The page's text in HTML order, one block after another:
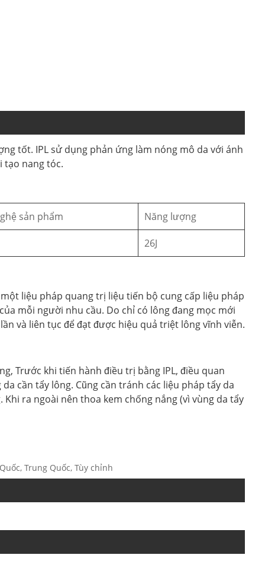
tốt. IPL sử dụng phản ứng làm nóng mô da với ánh
tạo nang tóc.
sản phẩm Năng lượng
26J
liệu pháp quang trị liệu tiến bộ cung cấp liệu pháp
mỗi người nhu cầu. Do chỉ có lông đang mọc mới
và liên tục để đạt được hiệu quả triệt lông vĩnh viễn.
Trước khi tiến hành điều trị bằng IPL, điều quan
cần tẩy lông. Cũng cần tránh các liệu pháp tẩy da
ra ngoài nên thoa kem chống nắng (vì vùng da tẩy
Trung Quốc, Tùy chỉnh